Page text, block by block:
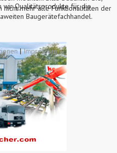
wir Qualitätsprodukte für die
Baugerätefachhandel.
mehr alle Funktionalitäten der
|Impressum